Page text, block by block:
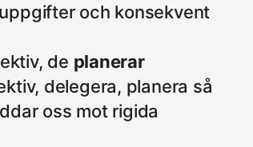
och konsekvent
de planerar
delegera, planera så
oss mot rigida